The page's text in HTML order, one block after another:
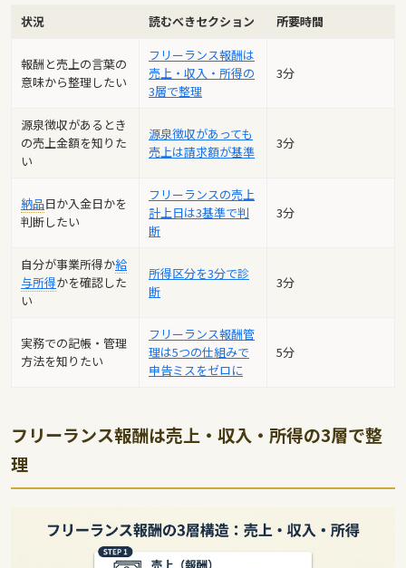
状況 読むべきセクション 所要時間
報酬と売上の言葉の
意味から整理したい
フリーランス報酬は
売上・収入・所得の
3層で整理
3分
源泉徴収があるとき
の売上金額を知りた
い
源泉徴収があっても
売上は請求額が基準
3分
納品日か入金日かを
判断したい
フリーランスの売上
計上日は3基準で判
断
3分
自分が事業所得か給
与所得かを確認した
い
所得区分を3分で診
断
3分
実務での記帳・管理
方法を知りたい
フリーランス報酬管
理は5つの仕組みで
申告ミスをゼロに
5分
フリーランス報酬は売上・収入・所得の3層で整
理